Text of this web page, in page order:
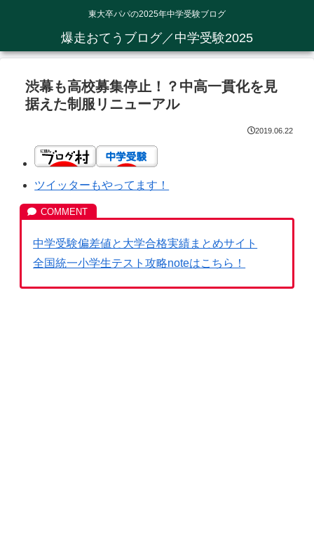
東大卒パパの2025年中学受験ブログ
爆走おてうブログ／中学受験2025
渋幕も高校募集停止！？中高一貫化を見
据えた制服リニューアル
2019.06.22
ツイッターもやってます！
中学受験偏差値と大学合格実績まとめサイト
全国統一小学生テスト攻略noteはこちら！